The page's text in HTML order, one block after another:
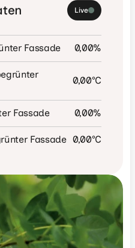
Live
Fassade 0,00%
0,00°C
Fassade 0,00%
Fassade 0,00°C